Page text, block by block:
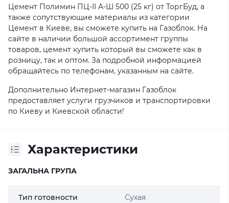
Цемент Полимин ПЦ-ІІ А-Ш 500 (25 кг) от ТоргБуд, а
также сопутствующие материалы из категории
Цемент в Киеве, вы сможете купить на Газоблок. На
сайте в наличии большой ассортимент группы
товаров, цемент купить который вы сможете как в
розницу, так и оптом. За подробной информацией
обращайтесь по телефонам, указанным на сайте.
Дополнительно Интернет-магазин Газоблок
предоставляет услуги грузчиков и транспортировки
по Киеву и Киевской области!
Характеристики
ЗАГАЛЬНА ГРУПА
Тип готовности Сухая